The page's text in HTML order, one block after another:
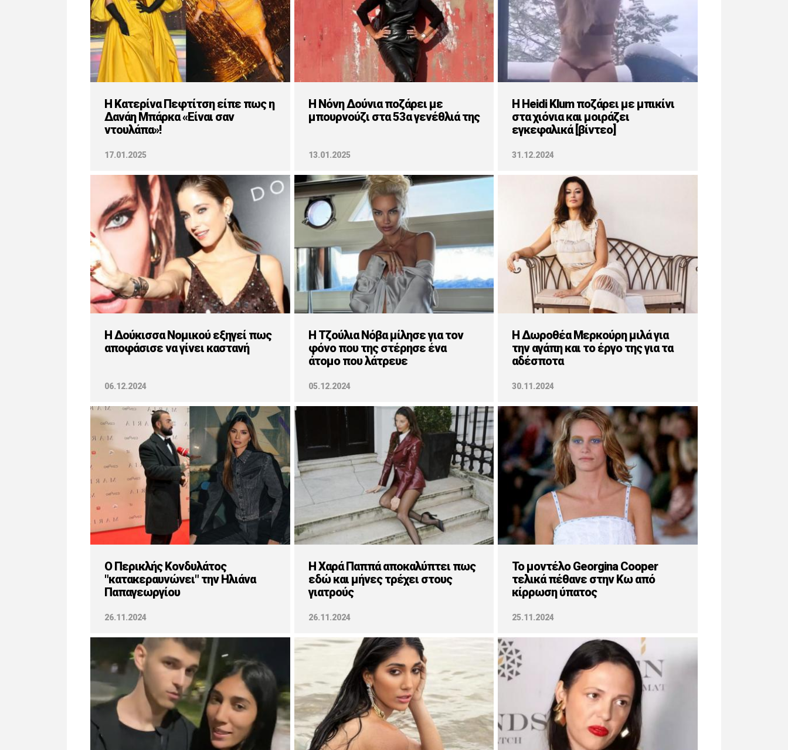
H Κατερίνα Πεφτίτση είπε πως η
Δανάη Μπάρκα «Είναι σαν
ντουλάπα»!
17.01.2025
Η Νόνη Δούνια ποζάρει με
μπουρνούζι στα 53α γενέθλιά της
13.01.2025
H Heidi Klum ποζάρει με μπικίνι
στα χιόνια και μοιράζει
εγκεφαλικά [βίντεο]
31.12.2024
Η Δούκισσα Νομικού εξηγεί πως
αποφάσισε να γίνει καστανή
06.12.2024
H Τζούλια Νόβα μίλησε για τον
φόνο που της στέρησε ένα
άτομο που λάτρευε
05.12.2024
Η Δωροθέα Μερκούρη μιλά για
την αγάπη και το έργο της για τα
αδέσποτα
30.11.2024
O Περικλής Κονδυλάτος
"κατακεραυνώνει" την Ηλιάνα
Παπαγεωργίου
26.11.2024
Η Χαρά Παππά αποκαλύπτει πως
εδώ και μήνες τρέχει στους
γιατρούς
26.11.2024
Το μοντέλο Georgina Cooper
τελικά πέθανε στην Κω από
κίρρωση ύπατος
25.11.2024